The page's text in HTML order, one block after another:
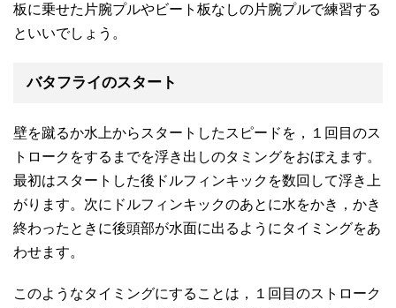
板に乗せた片腕プルやビート板なしの片腕プルで練習する
といいでしょう。
バタフライのスタート
壁を蹴るか水上からスタートしたスピードを，１回目のス
トロークをするまでを浮き出しのタミングをおぼえます。
最初はスタートした後ドルフィンキックを数回して浮き上
がります。次にドルフィンキックのあとに水をかき，かき
終わったときに後頭部が水面に出るようにタイミングをあ
わせます。
このようなタイミングにすることは，１回目のストローク